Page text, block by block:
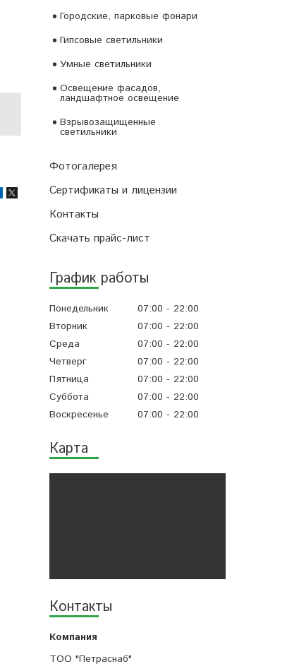
Городские, парковые фонари
Гипсовые светильники
Умные светильники
Освещение фасадов,
ландшафтное освещение
Взрывозащищенные
светильники
Фотогалерея
Сертификаты и лицензии
Контакты
Скачать прайс-лист
График работы
Понедельник 07:00
22:00
Вторник
07:00
22:00
Среда
07:00
22:00
Четверг
07:00
22:00
Пятница
07:00
22:00
Суббота
07:00
22:00
Воскресенье
07:00 22:00
Карта
Контакты
ТОО "Петраснаб"